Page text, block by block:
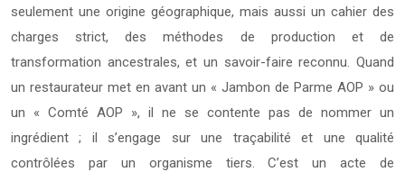
seulement une origine géographique, mais aussi un cahier des
charges strict, des méthodes de production et de
transformation ancestrales, et un savoir-faire reconnu. Quand
un restaurateur met en avant un « Jambon de Parme AOP » ou
un « Comté AOP », il ne se contente pas de nommer un
ingrédient ; il s’engage sur une traçabilité et une qualité
contrôlées par un organisme tiers. C’est un acte de